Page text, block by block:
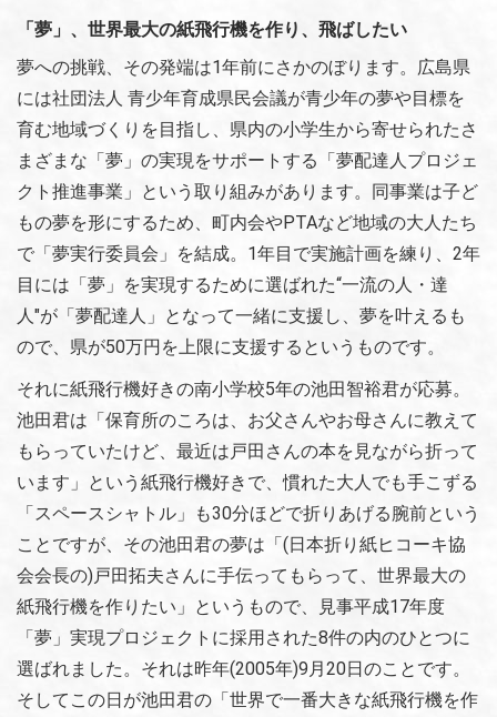
「夢」、世界最大の紙飛行機を作り、飛ばしたい
夢への挑戦、その発端は1年前にさかのぼります。広島県
には社団法人 青少年育成県民会議が青少年の夢や目標を
育む地域づくりを目指し、県内の小学生から寄せられたさ
まざまな「夢」の実現をサポートする「夢配達人プロジェ
クト推進事業」という取り組みがあります。同事業は子ど
もの夢を形にするため、町内会やPTAなど地域の大人たち
で「夢実行委員会」を結成。1年目で実施計画を練り、2年
目には「夢」を実現するために選ばれた“一流の人・達
人"が「夢配達人」となって一緒に支援し、夢を叶えるも
ので、県が50万円を上限に支援するというものです。
それに紙飛行機好きの南小学校5年の池田智裕君が応募。
池田君は「保育所のころは、お父さんやお母さんに教えて
もらっていたけど、最近は戸田さんの本を見ながら折って
います」という紙飛行機好きで、慣れた大人でも手こずる
「スペースシャトル」も30分ほどで折りあげる腕前という
ことですが、その池田君の夢は「(日本折り紙ヒコーキ協
会会長の)戸田拓夫さんに手伝ってもらって、世界最大の
紙飛行機を作りたい」というもので、見事平成17年度
「夢」実現プロジェクトに採用された8件の内のひとつに
選ばれました。それは昨年(2005年)9月20日のことです。
そしてこの日が池田君の「世界で一番大きな紙飛行機を作